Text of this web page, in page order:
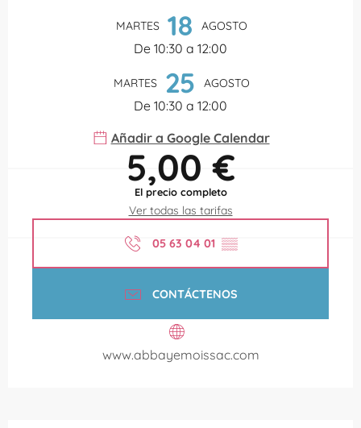
MARTES 18 AGOSTO
De 10:30 a 12:00
MARTES 25 AGOSTO
De 10:30 a 12:00
Añadir a Google Calendar
5,00 €
El precio completo
Ver todas las tarifas
05 63 04 01 ▒▒
CONTÁCTENOS
www.abbayemoissac.com